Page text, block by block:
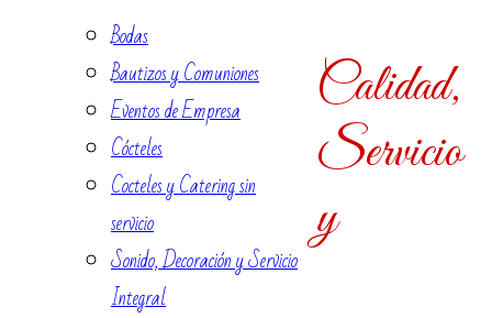
Bodas
Bautizos y Comuniones
Eventos de Empresa
Cócteles
Cocteles y Catering sin
servicio
Sonido, Decoración y Servicio
Integral
Calidad,
Servicio
y